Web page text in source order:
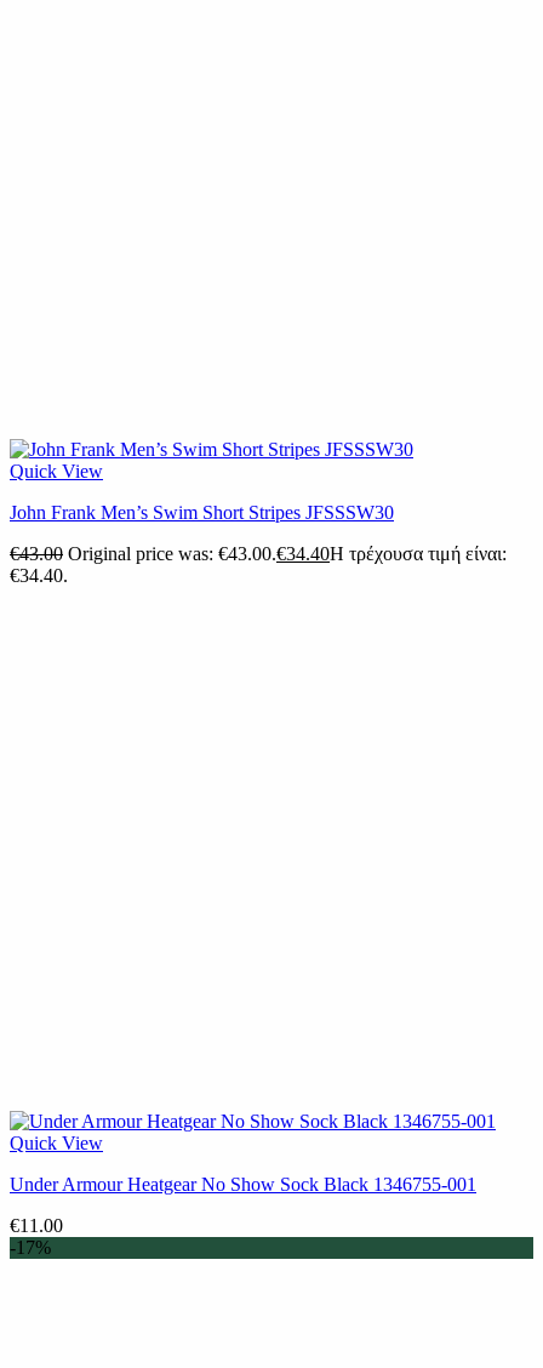
Quick View
John Frank Men’s Swim Short Stripes JFSSSW30
€43.00 Original price was: €43.00.€34.40Η τρέχουσα τιμή είναι:
€34.40.
Quick View
Under Armour Heatgear No Show Sock Black 1346755-001
€11.00
-17%